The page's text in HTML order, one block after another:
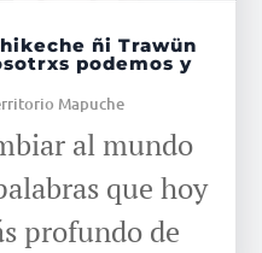
ñi Trawün
podemos y
Mapuche
al mundo
que hoy
profundo de